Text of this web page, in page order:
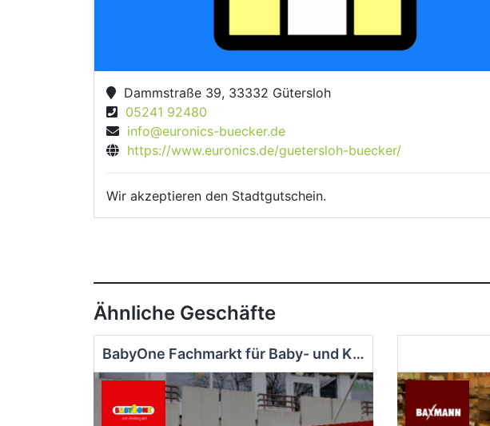
Dammstraße 39, 33332 Gütersloh
05241 92480
info@euronics-buecker.de
https://www.euronics.de/guetersloh-buecker/
Wir akzeptieren den Stadtgutschein.
Ähnliche Geschäfte
BabyOne Fachmarkt für Baby- und Kinderbedarf OWL GmbH